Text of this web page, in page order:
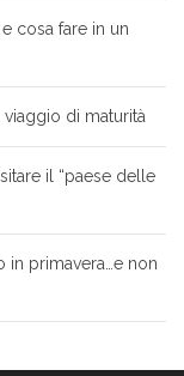
cosa fare in un
di maturità
il “paese delle
in primavera…e non